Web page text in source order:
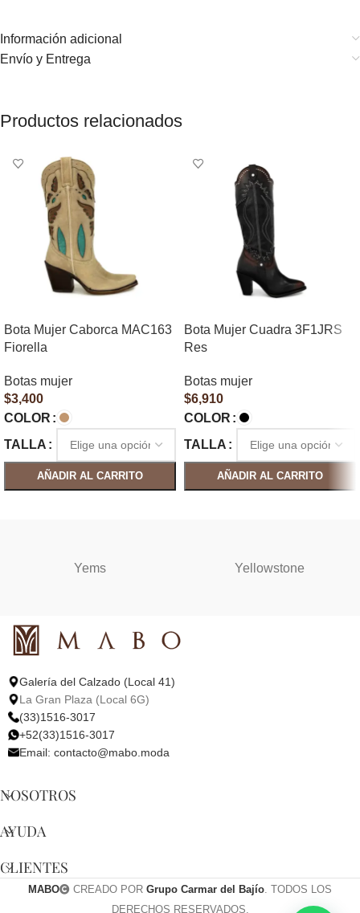
Información adicional
Envío y Entrega
Productos relacionados
Bota Mujer Caborca MAC163
Fiorella
Botas mujer
$3,400
COLOR
TALLA
AÑADIR AL CARRITO
Bota Mujer Cuadra 3F1JRS
Res
Botas mujer
$6,910
COLOR
TALLA
AÑADIR AL CARRITO
Yems Yellowstone
Galería del Calzado (Local 41)
La Gran Plaza (Local 6G)
(33)1516-3017
+52(33)1516-3017
Email: contacto@mabo.moda
NOSOTROS
AYUDA
CLIENTES
MABO CREADO POR Grupo Carmar del Bajío. TODOS LOS
DERECHOS RESERVADOS.